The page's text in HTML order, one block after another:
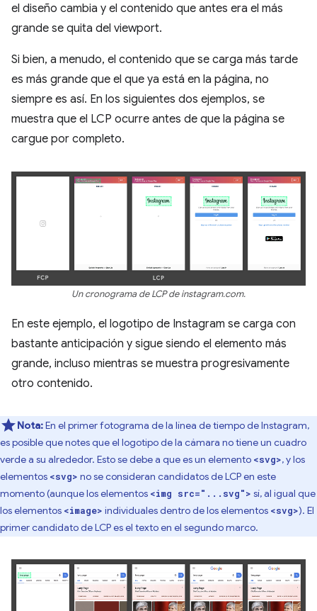
el diseño cambia y el contenido que antes era el más
grande se quita del viewport.
Si bien, a menudo, el contenido que se carga más tarde
es más grande que el que ya está en la página, no
siempre es así. En los siguientes dos ejemplos, se
muestra que el LCP ocurre antes de que la página se
cargue por completo.
Un cronograma de LCP de instagram.com.
En este ejemplo, el logotipo de Instagram se carga con
bastante anticipación y sigue siendo el elemento más
grande, incluso mientras se muestra progresivamente
otro contenido.
Nota:En el primer fotograma de la línea de tiempo de Instagram,
es posible que notes que el logotipo de la cámara no tiene un cuadro
verde a su alrededor. Esto se debe a que es un elemento <svg>, y los
elementos <svg> no se consideran candidatos de LCP en este
momento (aunque los elementos <img src="...svg"> sí, al igual que
los elementos <image> individuales dentro de los elementos <svg>). El
primer candidato de LCP es el texto en el segundo marco.